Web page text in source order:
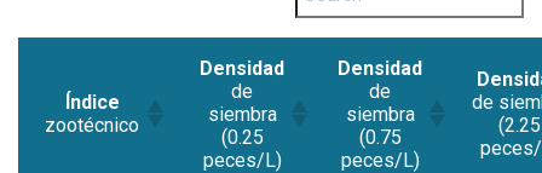
Índice
zootécnico
Densidad
de
siembra
(0.25
peces/L)
Densidad
de
siembra
(0.75
peces/L)
de
(2.25